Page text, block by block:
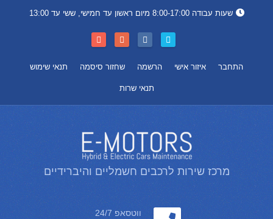
שעות עבודה 8:00-17:00 מיום ראשון עד חמישי, ששי עד 13:00
התחבר איזור אישי הרשמה שחזור סיסמה תנאי שימוש
תנאי שרות
מרכז שירות לרכבים חשמליים והיברידיים
ווטסאפ 24/7